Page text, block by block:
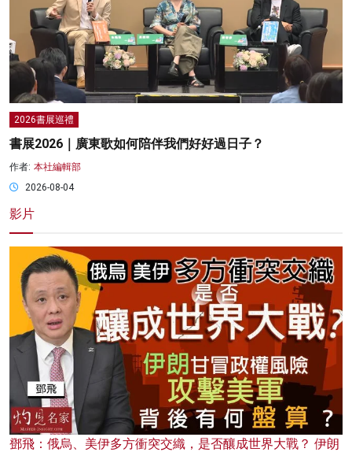
2026書展巡禮
書展2026｜廣東歌如何陪伴我們好好過日子？
作者: 本社編輯部
2026-08-04
影片
鄧飛：俄烏、美伊多方衝突交織，是否釀成世界大戰？ 伊朗